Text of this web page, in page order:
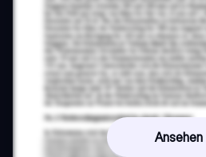
Ansehen